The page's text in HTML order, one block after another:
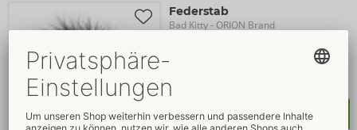
Federstab
Bad Kitty- ORION Brand
UVP:
Kaufen